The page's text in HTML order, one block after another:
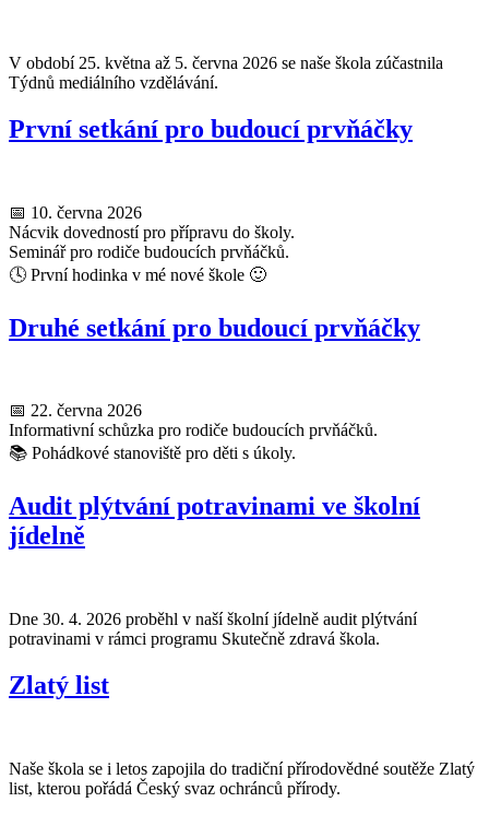
V období 25. května až 5. června 2026 se naše škola zúčastnila
Týdnů mediálního vzdělávání.
První setkání pro budoucí prvňáčky
📅 10. června 2026
Nácvik dovedností pro přípravu do školy.
Seminář pro rodiče budoucích prvňáčků.
🕓 První hodinka v mé nové škole 🙂
Druhé setkání pro budoucí prvňáčky
📅 22. června 2026
Informativní schůzka pro rodiče budoucích prvňáčků.
📚 Pohádkové stanoviště pro děti s úkoly.
Audit plýtvání potravinami ve školní
jídelně
Dne 30. 4. 2026 proběhl v naší školní jídelně audit plýtvání
potravinami v rámci programu Skutečně zdravá škola.
Zlatý list
Naše škola se i letos zapojila do tradiční přírodovědné soutěže Zlatý
list, kterou pořádá Český svaz ochránců přírody.